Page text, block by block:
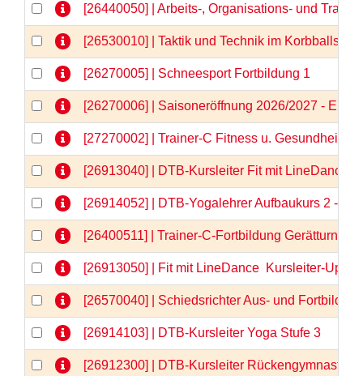
[26440050] | Arbeits-, Organisations- und
[26530010] | Taktik und Technik im
[26270005] | Schneesport Fortbildung 1
[26270006] | Saisoneröffnung 2026/2027 -
[27270002] | Trainer-C Fitness u. Gesundheit
[26913040] | DTB-Kursleiter Fit mit LineDance
[26914052] | DTB-Yogalehrer Aufbaukurs 2 -
[26400511] | Trainer-C-Fortbildung Gerätturnen
[26913050] | Fit mit LineDance  Kursleiter-
[26570040] | Schiedsrichter Aus- und
[26914103] | DTB-Kursleiter Yoga Stufe 3
[26912300] | DTB-Kursleiter Rückengymnastik